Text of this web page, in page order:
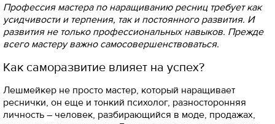
Профессия мастера по наращиванию ресниц требует как
усидчивости и терпения, так и постоянного развития. И
развития не только профессиональных навыков. Прежде
всего мастеру важно самосовершенствоваться.
Как саморазвитие влияет на успех?
Лешмейкер не просто мастер, который наращивает
реснички, он еще и тонкий психолог, разносторонняя
личность – человек, разбирающийся в моде, продажах,